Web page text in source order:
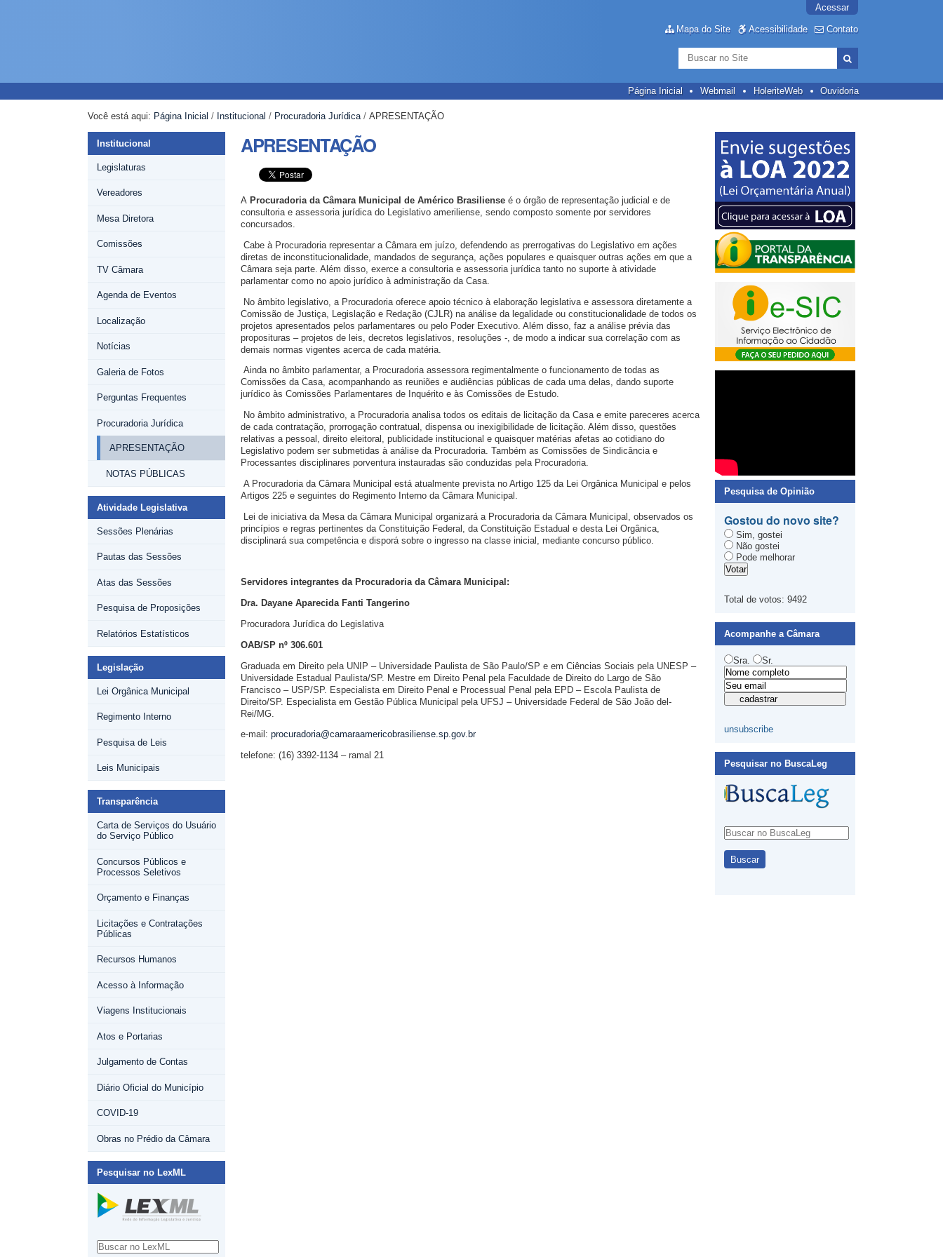
Acessar
Mapa do Site Acessibilidade Contato
Busca
Avançada…
Página Inicial Webmail HoleriteWeb Ouvidoria
Você está aqui: Página Inicial / Institucional / Procuradoria Jurídica / APRESENTAÇÃO
Institucional
Legislaturas
Vereadores
Mesa Diretora
Comissões
TV Câmara
Agenda de Eventos
Localização
Notícias
Galeria de Fotos
Perguntas Frequentes
Procuradoria Jurídica
APRESENTAÇÃO
NOTAS PÚBLICAS
Atividade Legislativa
Sessões Plenárias
Pautas das Sessões
Atas das Sessões
Pesquisa de Proposições
Relatórios Estatísticos
Legislação
Lei Orgânica Municipal
Regimento Interno
Pesquisa de Leis
Leis Municipais
Transparência
Carta de Serviços do Usuário
do Serviço Público
Concursos Públicos e
Processos Seletivos
Orçamento e Finanças
Licitações e Contratações
Públicas
Recursos Humanos
Acesso à Informação
Viagens Institucionais
Atos e Portarias
Julgamento de Contas
Diário Oficial do Município
COVID-19
Obras no Prédio da Câmara
Pesquisar no LexML
APRESENTAÇÃO
A Procuradoria da Câmara Municipal de Américo Brasiliense é o órgão de representação judicial e de
consultoria e assessoria jurídica do Legislativo ameriliense, sendo composto somente por servidores
concursados.
Cabe à Procuradoria representar a Câmara em juízo, defendendo as prerrogativas do Legislativo em ações
diretas de inconstitucionalidade, mandados de segurança, ações populares e quaisquer outras ações em que a
Câmara seja parte. Além disso, exerce a consultoria e assessoria jurídica tanto no suporte à atividade
parlamentar como no apoio jurídico à administração da Casa.
No âmbito legislativo, a Procuradoria oferece apoio técnico à elaboração legislativa e assessora diretamente a
Comissão de Justiça, Legislação e Redação (CJLR) na análise da legalidade ou constitucionalidade de todos os
projetos apresentados pelos parlamentares ou pelo Poder Executivo. Além disso, faz a análise prévia das
proposituras – projetos de leis, decretos legislativos, resoluções -, de modo a indicar sua correlação com as
demais normas vigentes acerca de cada matéria.
Ainda no âmbito parlamentar, a Procuradoria assessora regimentalmente o funcionamento de todas as
Comissões da Casa, acompanhando as reuniões e audiências públicas de cada uma delas, dando suporte
jurídico às Comissões Parlamentares de Inquérito e às Comissões de Estudo.
No âmbito administrativo, a Procuradoria analisa todos os editais de licitação da Casa e emite pareceres acerca
de cada contratação, prorrogação contratual, dispensa ou inexigibilidade de licitação. Além disso, questões
relativas a pessoal, direito eleitoral, publicidade institucional e quaisquer matérias afetas ao cotidiano do
Legislativo podem ser submetidas à análise da Procuradoria. Também as Comissões de Sindicância e
Processantes disciplinares porventura instauradas são conduzidas pela Procuradoria.
A Procuradoria da Câmara Municipal está atualmente prevista no Artigo 125 da Lei Orgânica Municipal e pelos
Artigos 225 e seguintes do Regimento Interno da Câmara Municipal.
Lei de iniciativa da Mesa da Câmara Municipal organizará a Procuradoria da Câmara Municipal, observados os
princípios e regras pertinentes da Constituição Federal, da Constituição Estadual e desta Lei Orgânica,
disciplinará sua competência e disporá sobre o ingresso na classe inicial, mediante concurso público.
Servidores integrantes da Procuradoria da Câmara Municipal:
Dra. Dayane Aparecida Fanti Tangerino
Procuradora Jurídica do Legislativa
OAB/SP nº 306.601
Graduada em Direito pela UNIP – Universidade Paulista de São Paulo/SP e em Ciências Sociais pela UNESP –
Universidade Estadual Paulista/SP. Mestre em Direito Penal pela Faculdade de Direito do Largo de São
Francisco – USP/SP. Especialista em Direito Penal e Processual Penal pela EPD – Escola Paulista de
Direito/SP. Especialista em Gestão Pública Municipal pela UFSJ – Universidade Federal de São João del-
Rei/MG.
e-mail: procuradoria@camaraamericobrasiliense.sp.gov.br
telefone: (16) 3392-1134 – ramal 21
Pesquisa de Opinião
Gostou do novo site?
Sim, gostei
Não gostei
Pode melhorar
Total de votos: 9492
Acompanhe a Câmara
Sra. Sr.
unsubscribe
Pesquisar no BuscaLeg